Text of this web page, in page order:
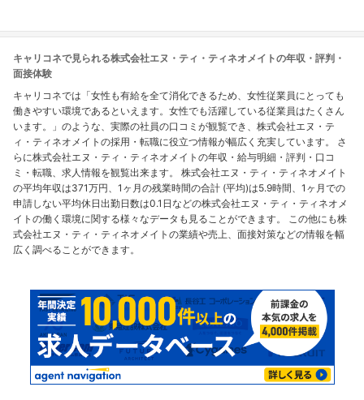
キャリコネで見られる株式会社エヌ・ティ・ティネオメイトの年収・評判・
面接体験
キャリコネでは「女性も有給を全て消化できるため、女性従業員にとっても
働きやすい環境であるといえます。女性でも活躍している従業員はたくさん
います。」のような、実際の社員の口コミが観覧でき、株式会社エヌ・テ
ィ・ティネオメイトの採用・転職に役立つ情報が幅広く充実しています。 さ
らに株式会社エヌ・ティ・ティネオメイトの年収・給与明細・評判・口コ
ミ・転職、求人情報を観覧出来ます。 株式会社エヌ・ティ・ティネオメイト
の平均年収は371万円、1ヶ月の残業時間の合計 (平均)は5.9時間、1ヶ月での
申請しない平均休日出勤日数は0.1日などの株式会社エヌ・ティ・ティネオメ
イトの働く環境に関する様々なデータも見ることができます。 この他にも株
式会社エヌ・ティ・ティネオメイトの業績や売上、面接対策などの情報を幅
広く調べることができます。